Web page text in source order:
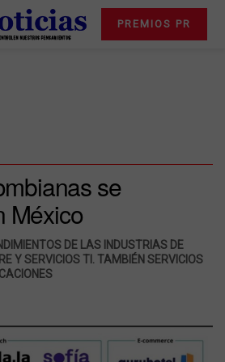
PREMIOS PR
se
México
DE LAS INDUSTRIAS DE
Y SERVICIOS TI. TAMBIÉN SERVICIOS